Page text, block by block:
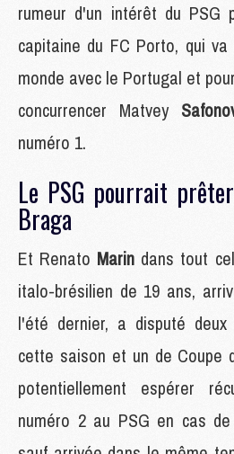
rumeur d'un intérêt du PSG
capitaine du FC Porto, qui
monde avec le Portugal et
concurrencer Matvey
numéro 1.
Le PSG pourrait
Braga
Et Renato Marin dans tout
italo-brésilien de 19 ans,
l'été dernier, a disputé
cette saison et un de Coupe
potentiellement espérer
numéro 2 au PSG en cas